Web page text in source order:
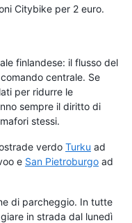
Citybike per 2 euro.
finlandese: il flusso del
centrale. Se
per ridurre le
sempre il diritto di
stessi.
verdo Turku ad
e San Pietroburgo ad
di parcheggio. In tutte
in strada dal lunedì